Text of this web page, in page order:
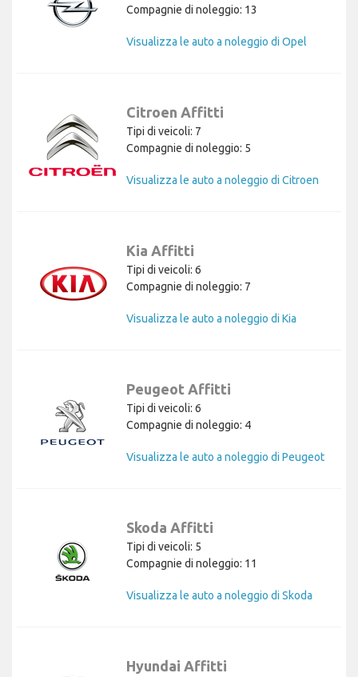
Compagnie di noleggio: 13
Visualizza le auto a noleggio di Opel
Citroen Affitti
Tipi di veicoli: 7
Compagnie di noleggio: 5
Visualizza le auto a noleggio di Citroen
Kia Affitti
Tipi di veicoli: 6
Compagnie di noleggio: 7
Visualizza le auto a noleggio di Kia
Peugeot Affitti
Tipi di veicoli: 6
Compagnie di noleggio: 4
Visualizza le auto a noleggio di Peugeot
Skoda Affitti
Tipi di veicoli: 5
Compagnie di noleggio: 11
Visualizza le auto a noleggio di Skoda
Hyundai Affitti